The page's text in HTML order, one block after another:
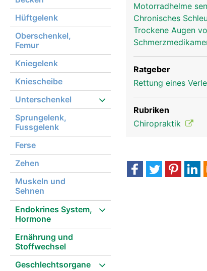
Hüftgelenk
Oberschenkel,
Femur
Kniegelenk
Kniescheibe
Unterschenkel
Sprungelenk,
Fussgelenk
Ferse
Zehen
Muskeln und
Sehnen
Endokrines System,
Hormone
Ernährung und
Stoffwechsel
Geschlechtsorgane
Motorradhelme
Chronisches
Trockene Augen
Ratgeber
Rettung eines
Rubriken
Chiropraktik